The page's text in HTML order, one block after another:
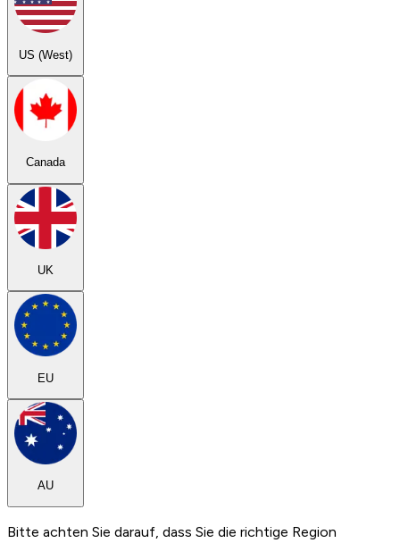
US (West)
Canada
UK
EU
AU
Bitte achten Sie darauf, dass Sie die richtige Region